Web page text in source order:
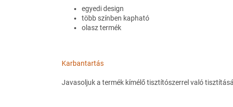
egyedi design
több színben kapható
olasz termék
Karbantartás
Javasoljuk a termék kímélő tisztítószerrel való